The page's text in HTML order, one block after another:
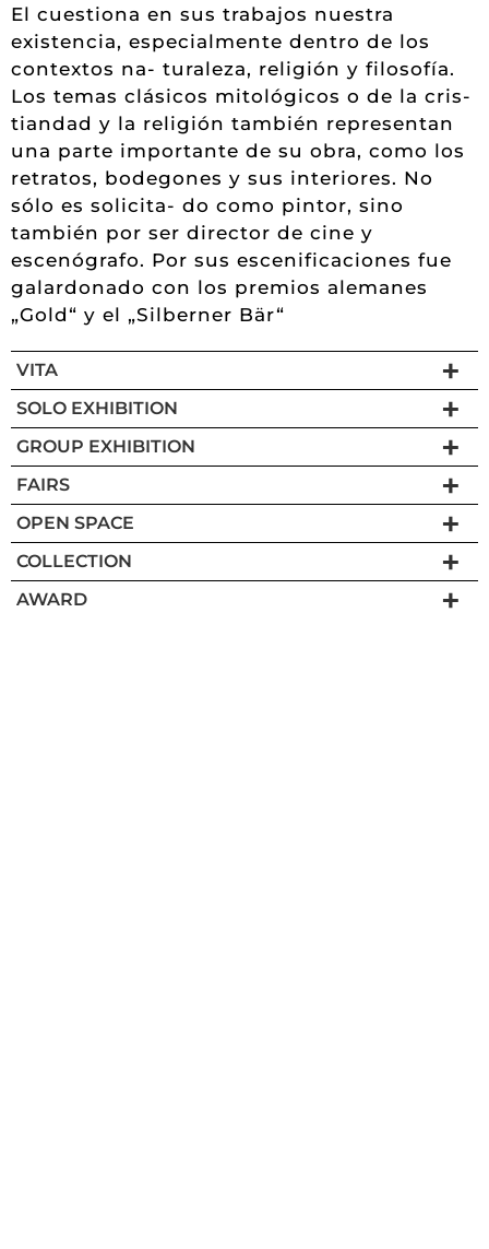
El cuestiona en sus trabajos nuestra
existencia, especialmente dentro de los
contextos na- turaleza, religión y filosofía.
Los temas clásicos mitológicos o de la cris-
tiandad y la religión también representan
una parte importante de su obra, como los
retratos, bodegones y sus interiores. No
sólo es solicita- do como pintor, sino
también por ser director de cine y
escenógrafo. Por sus escenificaciones fue
galardonado con los premios alemanes
„Gold“ y el „Silberner Bär“
VITA
SOLO EXHIBITION
GROUP EXHIBITION
FAIRS
OPEN SPACE
COLLECTION
AWARD